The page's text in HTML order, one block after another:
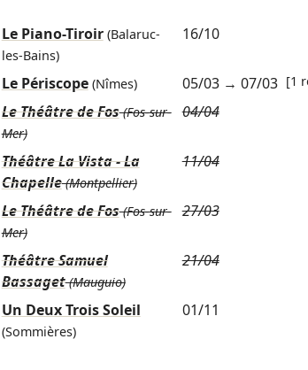
Le Piano-Tiroir(Balaruc-
les-Bains)
16/10
Le Périscope(Nîmes) 05/03→ 07/03 [1
Le Théâtre de Fos(Fos-sur-
Mer)
04/04
Théâtre La Vista - La
Chapelle(Montpellier)
11/04
Le Théâtre de Fos(Fos-sur-
Mer)
27/03
Théâtre Samuel
Bassaget(Mauguio)
21/04
Un Deux Trois Soleil
(Sommières)
01/11